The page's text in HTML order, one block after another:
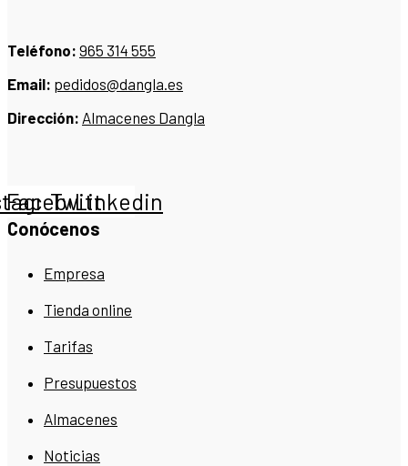
Teléfono: 965 314 555
Email: pedidos@dangla.es
Dirección: Almacenes Dangla
Facebook
Twitter
Linkedin
Conócenos
Empresa
Tienda online
Tarifas
Presupuestos
Almacenes
Noticias